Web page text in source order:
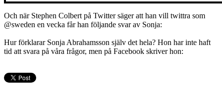
Och när Stephen Colbert på Twitter säger att han vill twittra som
@sweden en vecka får han följande svar av Sonja:
Hur förklarar Sonja Abrahamsson själv det hela? Hon har inte haft
tid att svara på våra frågor, men på Facebook skriver hon: